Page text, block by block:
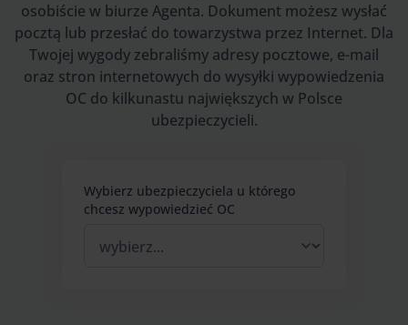
osobiście w biurze Agenta. Dokument możesz wysłać
pocztą lub przesłać do towarzystwa przez Internet. Dla
Twojej wygody zebraliśmy adresy pocztowe, e-mail
oraz stron internetowych do wysyłki wypowiedzenia
OC do kilkunastu największych w Polsce
ubezpieczycieli.
Wybierz ubezpieczyciela u którego
chcesz wypowiedzieć OC